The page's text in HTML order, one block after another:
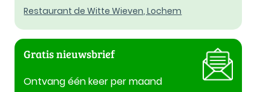
Restaurant de Witte Wieven, Lochem
Gratis nieuwsbrief
Ontvang één keer per maand